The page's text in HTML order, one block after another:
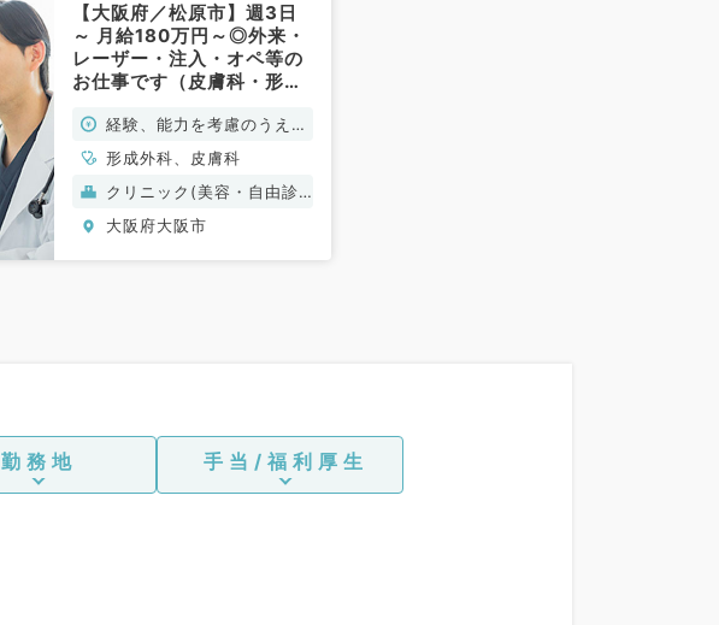
【大阪府／松原市】週3日
～ 月給180万円～◎外来・
レーザー・注入・オペ等の
お仕事です（皮膚科・形成
経験、能力を考慮のうえ、
規定により決定
形成外科、皮膚科
クリニック(美容・自由診
療）
大阪府大阪市
勤務地 手当/福利厚生